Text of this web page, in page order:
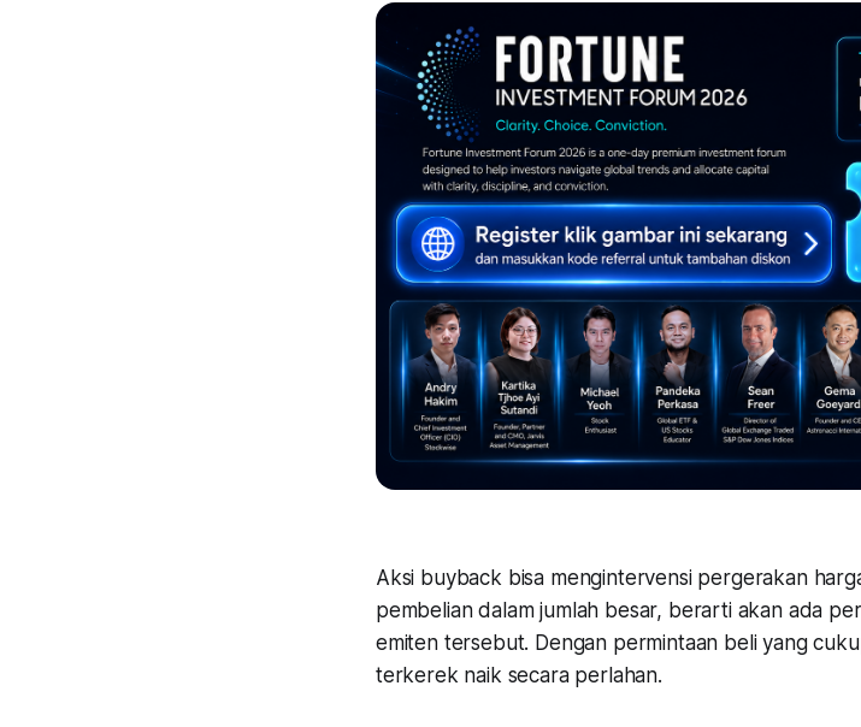
Aksi buyback bisa mengintervensi pergerakan
pembelian dalam jumlah besar, berarti akan ada
emiten tersebut. Dengan permintaan beli yang
terkerek naik secara perlahan.